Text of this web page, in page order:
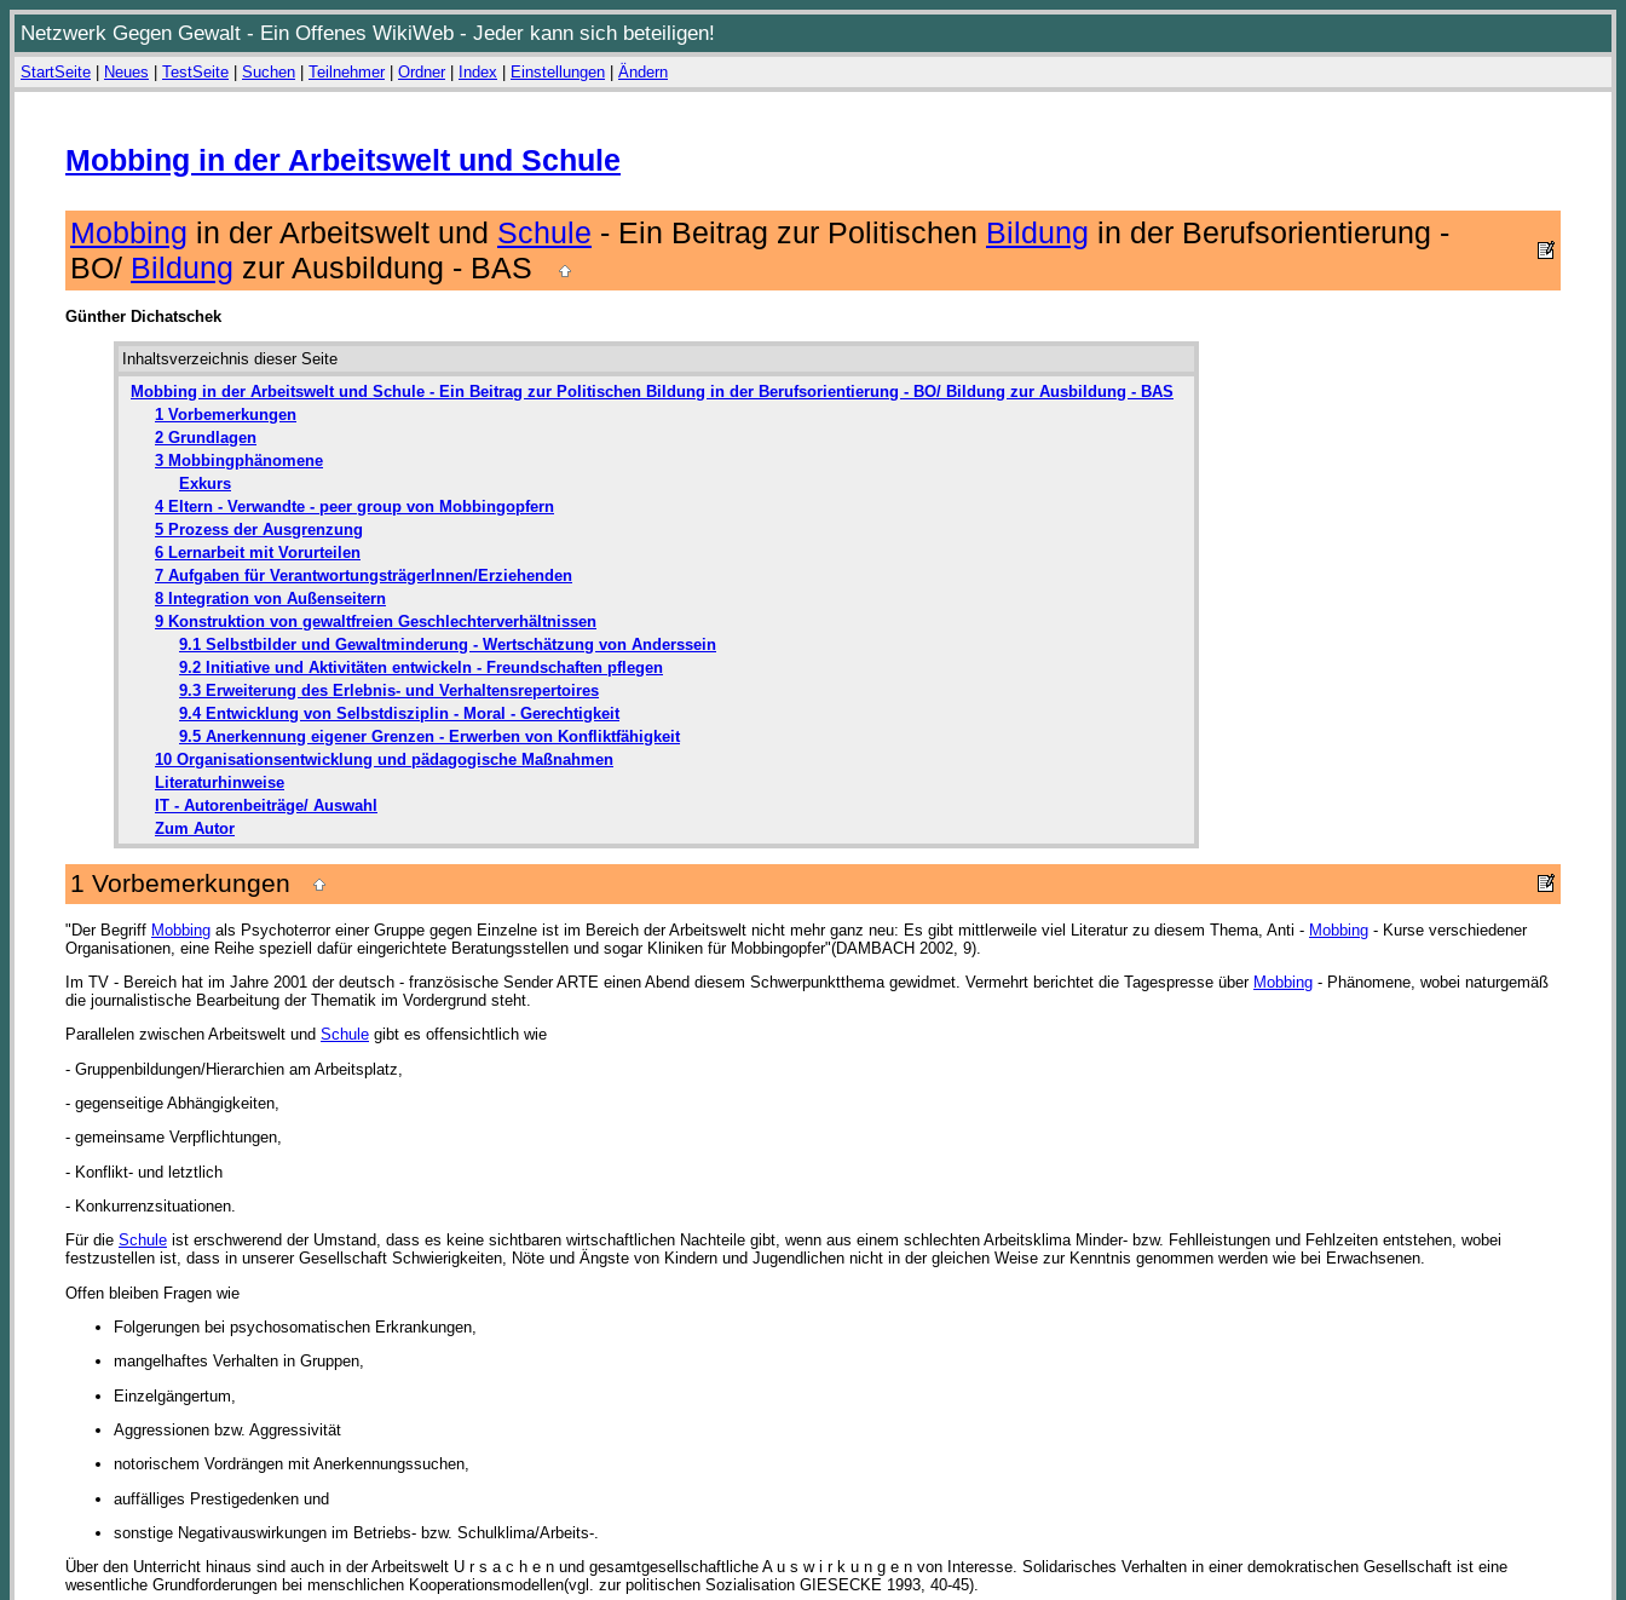
Netzwerk Gegen Gewalt - Ein Offenes WikiWeb - Jeder kann sich beteiligen!
StartSeite Neues TestSeite Suchen Teilnehmer| Ordner| Index Einstellungen Ändern
Mobbing in der Arbeitswelt und Schule
Mobbing in der Arbeitswelt und Schule - Ein Beitrag zur Politischen Bildung in der Berufsorientierung -
BO/ Bildung zur Ausbildung - BAS
Günther Dichatschek
Inhaltsverzeichnis dieser Seite
Mobbing in der Arbeitswelt und Schule - Ein Beitrag zur Politischen Bildung in der Berufsorientierung - BO/ Bildung zur Ausbildung - BAS
1 Vorbemerkungen
2 Grundlagen
3 Mobbingphänomene
Exkurs
4 Eltern - Verwandte - peer group von Mobbingopfern
5 Prozess der Ausgrenzung
6 Lernarbeit mit Vorurteilen
7 Aufgaben für VerantwortungsträgerInnen/Erziehenden
8 Integration von Außenseitern
9 Konstruktion von gewaltfreien Geschlechterverhältnissen
9.1 Selbstbilder und Gewaltminderung - Wertschätzung von Anderssein
9.2 Initiative und Aktivitäten entwickeln - Freundschaften pflegen
9.3 Erweiterung des Erlebnis- und Verhaltensrepertoires
9.4 Entwicklung von Selbstdisziplin - Moral - Gerechtigkeit
9.5 Anerkennung eigener Grenzen - Erwerben von Konfliktfähigkeit
10 Organisationsentwicklung und pädagogische Maßnahmen
Literaturhinweise
IT - Autorenbeiträge/ Auswahl
Zum Autor
1 Vorbemerkungen
"Der Begriff Mobbing als Psychoterror einer Gruppe gegen Einzelne ist im Bereich der Arbeitswelt nicht mehr ganz neu: Es gibt mittlerweile viel Literatur zu diesem Thema, Anti - Mobbing - Kurse verschiedener
Organisationen, eine Reihe speziell dafür eingerichtete Beratungsstellen und sogar Kliniken für Mobbingopfer"(DAMBACH 2002, 9).
Im TV - Bereich hat im Jahre 2001 der deutsch - französische Sender ARTE einen Abend diesem Schwerpunktthema gewidmet. Vermehrt berichtet die Tagespresse über Mobbing - Phänomene, wobei naturgemäß
die journalistische Bearbeitung der Thematik im Vordergrund steht.
Parallelen zwischen Arbeitswelt und Schule gibt es offensichtlich wie
- Gruppenbildungen/Hierarchien am Arbeitsplatz,
- gegenseitige Abhängigkeiten,
- gemeinsame Verpflichtungen,
- Konflikt- und letztlich
- Konkurrenzsituationen.
Für die Schule ist erschwerend der Umstand, dass es keine sichtbaren wirtschaftlichen Nachteile gibt, wenn aus einem schlechten Arbeitsklima Minder- bzw. Fehlleistungen und Fehlzeiten entstehen, wobei
festzustellen ist, dass in unserer Gesellschaft Schwierigkeiten, Nöte und Ängste von Kindern und Jugendlichen nicht in der gleichen Weise zur Kenntnis genommen werden wie bei Erwachsenen.
Offen bleiben Fragen wie
Folgerungen bei psychosomatischen Erkrankungen,
mangelhaftes Verhalten in Gruppen,
Einzelgängertum,
Aggressionen bzw. Aggressivität
notorischem Vordrängen mit Anerkennungssuchen,
auffälliges Prestigedenken und
sonstige Negativauswirkungen im Betriebs- bzw. Schulklima/Arbeits-.
Über den Unterricht hinaus sind auch in der Arbeitswelt U r s a c h e n und gesamtgesellschaftliche A u s w i r k u n g e n von Interesse. Solidarisches Verhalten in einer demokratischen Gesellschaft ist eine
wesentliche Grundforderungen bei menschlichen Kooperationsmodellen(vgl. zur politischen Sozialisation GIESECKE 1993, 40-45).